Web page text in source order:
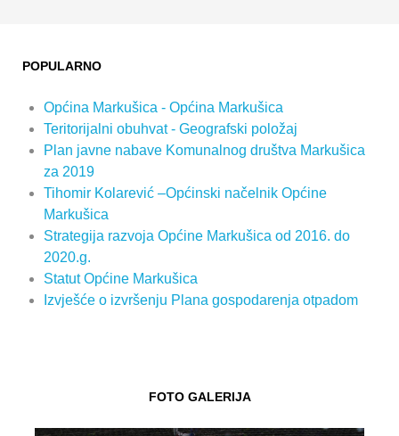
POPULARNO
Općina Markušica - Općina Markušica
Teritorijalni obuhvat - Geografski položaj
Plan javne nabave Komunalnog društva Markušica
za 2019
Tihomir Kolarević –Općinski načelnik Općine
Markušica
Strategija razvoja Općine Markušica od 2016. do
2020.g.
Statut Općine Markušica
Izvješće o izvršenju Plana gospodarenja otpadom
FOTO GALERIJA